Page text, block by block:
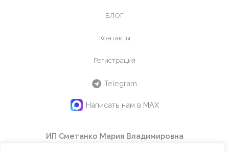
БЛОГ
Контакты
Регистрация
Telegram
Написать нам в MAX
ИП Сметанко Мария Владимировна